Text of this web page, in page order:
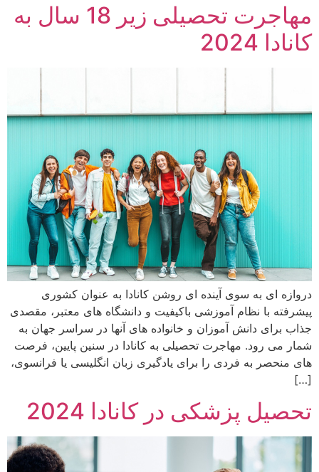
مهاجرت تحصیلی زیر 18 سال به
کانادا 2024
دروازه ای به سوی آینده ای روشن کانادا به عنوان کشوری
پیشرفته با نظام آموزشی باکیفیت و دانشگاه های معتبر، مقصدی
جذاب برای دانش آموزان و خانواده های آنها در سراسر جهان به
شمار می رود. مهاجرت تحصیلی به کانادا در سنین پایین، فرصت
های منحصر به فردی را برای یادگیری زبان انگلیسی یا فرانسوی،
[…]
تحصیل پزشکی در کانادا 2024